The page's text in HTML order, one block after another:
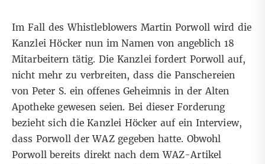
Im Fall des Whistleblowers Martin Porwoll wird die
Kanzlei Höcker nun im Namen von angeblich 18
Mitarbeitern tätig. Die Kanzlei fordert Porwoll auf,
nicht mehr zu verbreiten, dass die Panschereien
von Peter S. ein offenes Geheimnis in der Alten
Apotheke gewesen seien. Bei dieser Forderung
bezieht sich die Kanzlei Höcker auf ein Interview,
dass Porwoll der WAZ gegeben hatte. Obwohl
Porwoll bereits direkt nach dem WAZ-Artikel